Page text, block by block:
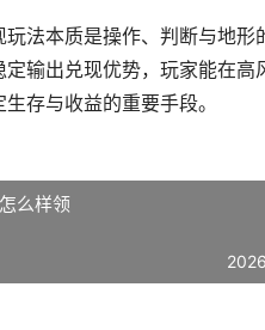
玩法本质是操作、判断与地
输出兑现优势，玩家能在高
存与收益的重要手段。
么样领